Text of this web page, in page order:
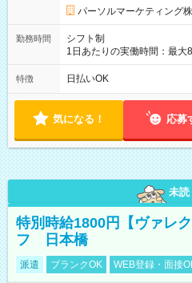
パーソルマーケティング
勤務時間
シフト制
1日あたりの実働時間：最
時間） [2]15:30～19:30（休
祝】9:30～18:30(実働8時間
特徴 日払いOK
気になる！ 応募
未読
特別時給1800円【ヴァレ
フ 日本橋
派遣 ブランクOK WEB登録・面接